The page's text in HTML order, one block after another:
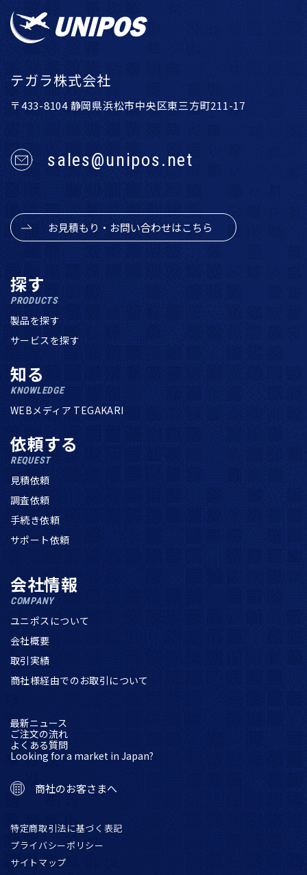
テガラ株式会社
〒433-8104 静岡県浜松市中央区東三方町211-17
sales@unipos.net
お見積もり・お問い合わせはこちら
探す
PRODUCTS
製品を探す
サービスを探す
知る
KNOWLEDGE
WEBメディア TEGAKARI
依頼する
REQUEST
見積依頼
調査依頼
手続き依頼
サポート依頼
会社情報
COMPANY
ユニポスについて
会社概要
取引実績
商社様経由でのお取引について
最新ニュース
ご注文の流れ
よくある質問
Looking for a market in Japan?
商社のお客さまへ
特定商取引法に基づく表記
プライバシーポリシー
サイトマップ